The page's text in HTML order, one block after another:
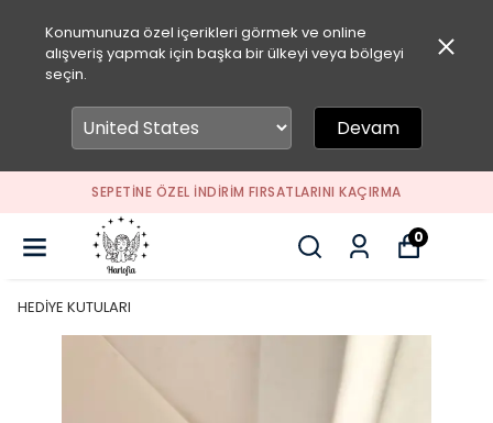
Konumunuza özel içerikleri görmek ve online
alışveriş yapmak için başka bir ülkeyi veya bölgeyi
seçin.
Devam
SEPETİNE ÖZEL İNDİRİM FIRSATLARINI KAÇIRMA
0
HEDİYE KUTULARI